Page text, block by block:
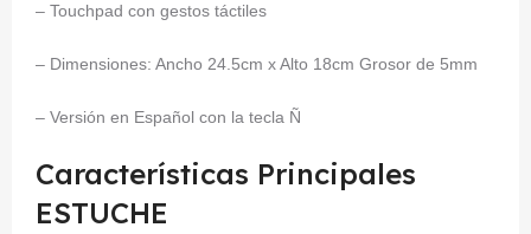
– Touchpad con gestos táctiles
– Dimensiones: Ancho 24.5cm x Alto 18cm Grosor de 5mm
– Versión en Español con la tecla Ñ
Características Principales
ESTUCHE